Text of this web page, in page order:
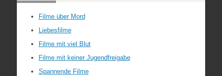
Filme über Mord
Liebesfilme
Filme mit viel Blut
Filme mit keiner Jugendfreigabe
Spannende Filme